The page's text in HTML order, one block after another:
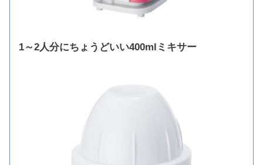
1～2人分にちょうどいい400mlミキサー